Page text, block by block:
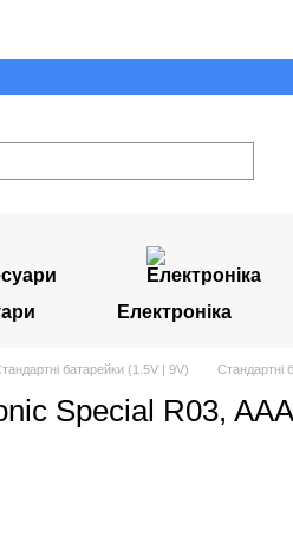
Електроніка
батарейки (1.5V | 9V) Стандартні
Special R03,